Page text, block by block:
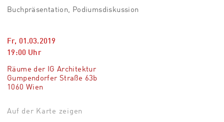
Buchpräsentation, Podiumsdiskussion
Fr, 01.03.2019
19:00 Uhr
Räume der IG Architektur
Gumpendorfer Straße 63b
1060 Wien
Auf der Karte zeigen